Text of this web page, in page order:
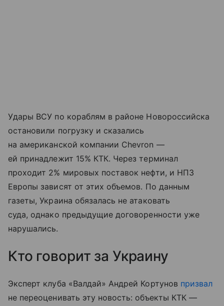
Удары ВСУ по кораблям в районе Новороссийска
остановили погрузку и сказались
на американской компании Chevron —
ей принадлежит 15% КТК. Через терминал
проходит 2% мировых поставок нефти, и НПЗ
Европы зависят от этих объемов. По данным
газеты, Украина обязалась не атаковать
суда, однако предыдущие договоренности уже
нарушались.
Кто говорит за Украину
Эксперт клуба «Валдай» Андрей Кортунов призвал
не переоценивать эту новость: объекты КТК —